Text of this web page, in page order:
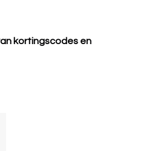
kortingscodes en